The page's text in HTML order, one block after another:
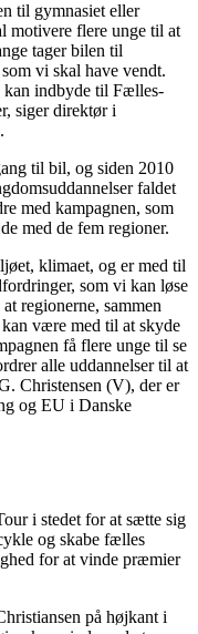
til gymnasiet eller
motivere flere unge til at
tager bilen til
vi skal have vendt.
kan indbyde til Fælles-
siger direktør i
til bil, og siden 2010
faldet
med kampagnen, som
med de fem regioner.
klimaet, og er med til
som vi kan løse
regionerne, sammen
være med til at skyde
få flere unge til se
alle uddannelser til at
Christensen (V), der er
og EU i Danske
i stedet for at sætte sig
og skabe fælles
for at vinde præmier
på højkant i